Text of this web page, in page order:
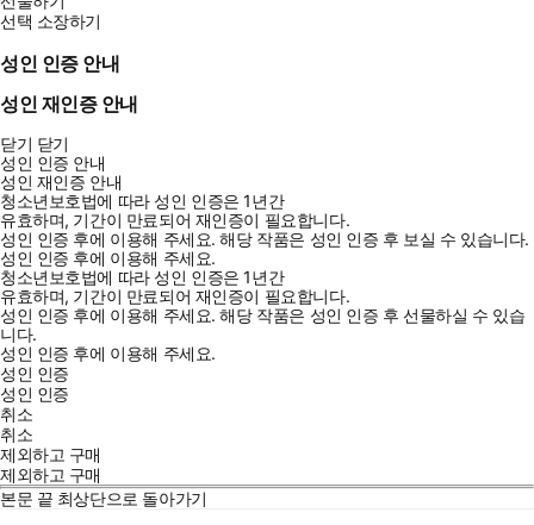
선택 소장하기
성인 인증 안내
성인 재인증 안내
닫기 닫기
성인 인증 안내
성인 재인증 안내
청소년보호법에 따라 성인 인증은 1년간
유효하며, 기간이 만료되어 재인증이 필요합니다.
성인 인증 후에 이용해 주세요.해당 작품은 성인 인증 후 보실 수 있습니다.
성인 인증 후에 이용해 주세요.
청소년보호법에 따라 성인 인증은 1년간
유효하며, 기간이 만료되어 재인증이 필요합니다.
성인 인증 후에 이용해 주세요.해당 작품은 성인 인증 후 선물하실 수 있습
니다.
성인 인증 후에 이용해 주세요.
성인 인증
성인 인증
취소
취소
제외하고 구매
제외하고 구매
본문 끝 최상단으로 돌아가기